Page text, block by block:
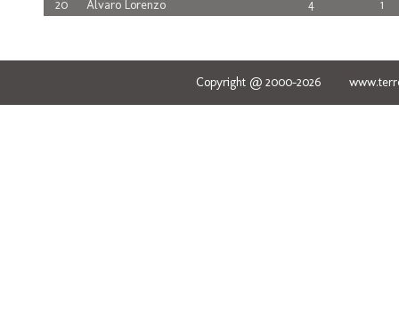
20
Alvaro Lorenzo 4 1
Copyright @ 2000-2026